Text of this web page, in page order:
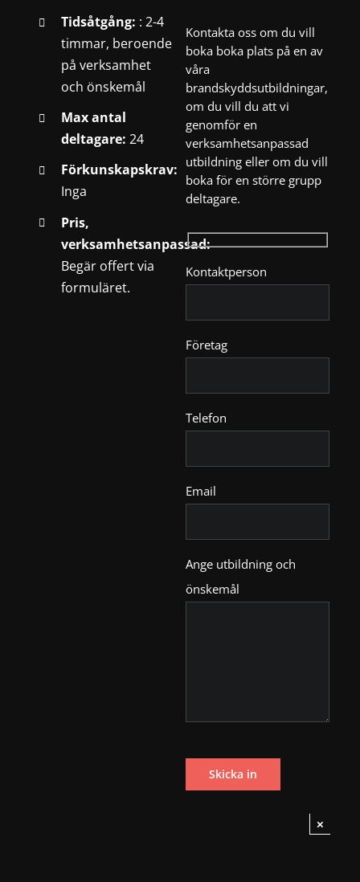
Tidsåtgång: : 2-4
timmar, beroende
på verksamhet
och önskemål
Max antal
deltagare: 24
Förkunskapskrav:
Inga
Pris,
verksamhetsanpassad:
Begär offert via
formuläret.
Kontakta oss om du vill
boka boka plats på en av
våra
brandskyddsutbildningar,
om du vill du att vi
genomför en
verksamhetsanpassad
utbildning eller om du vill
boka för en större grupp
deltagare.
Kontaktperson
Företag
Telefon
Email
Ange utbildning och
önskemål
×